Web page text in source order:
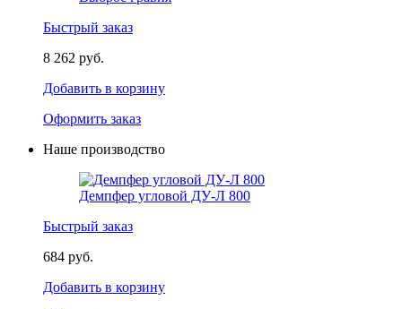
Быстрый заказ
8 262 руб.
Добавить в корзину
Оформить заказ
Наше производство
Демпфер угловой ДУ-Л 800
Быстрый заказ
684 руб.
Добавить в корзину